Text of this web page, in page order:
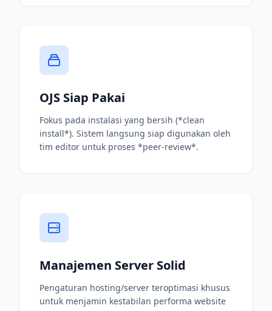
OJS Siap Pakai
Fokus pada instalasi yang bersih (*clean
install*). Sistem langsung siap digunakan oleh
tim editor untuk proses *peer-review*.
Manajemen Server Solid
Pengaturan hosting/server teroptimasi khusus
untuk menjamin kestabilan performa website